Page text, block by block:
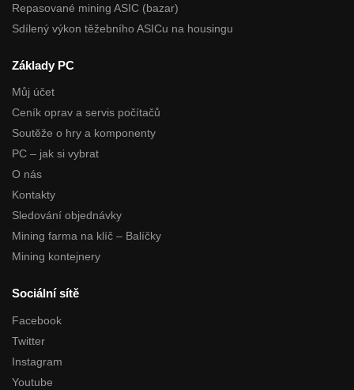
Repasované mining ASIC (bazar)
Sdílený výkon těžebního ASICu na housingu
Základy PC
Můj účet
Ceník oprav a servis počítačů
Soutěže o hry a komponenty
PC – jak si vybrat
O nás
Kontakty
Sledování objednávky
Mining farma na klíč – Balíčky
Mining kontejnery
Sociální sítě
Facebook
Twitter
Instagram
Youtube